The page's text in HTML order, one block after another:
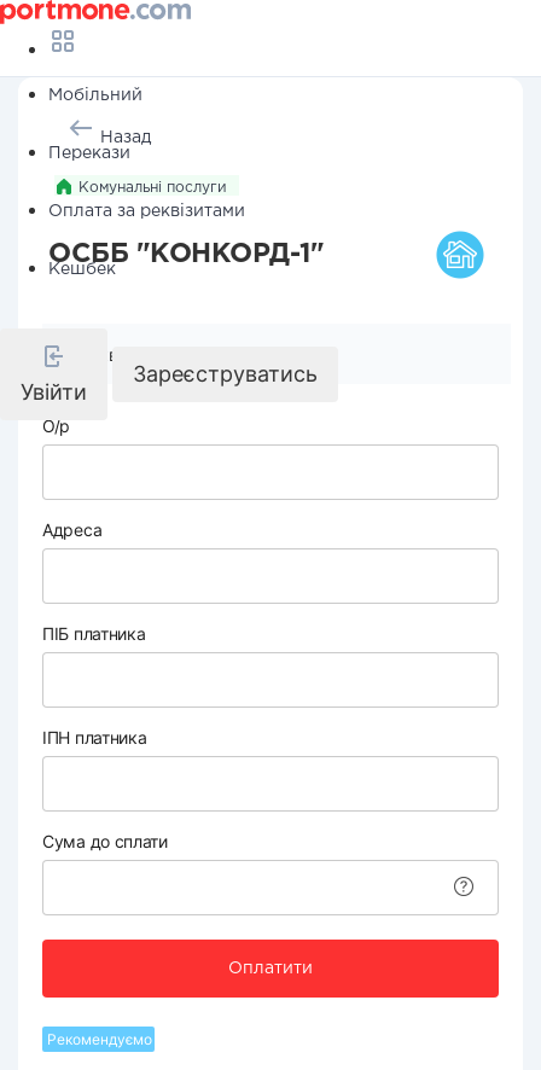
Мобільний
Перекази
Оплата за реквізитами
Кешбек
Увійти
Зареєструватись
Назад
Комунальні послуги
ОСББ "КОНКОРД-1"
Реквізити компанії
О/р
Адреса
ПІБ платника
ІПН платника
Сума до сплати
Оплатити
Рекомендуємо